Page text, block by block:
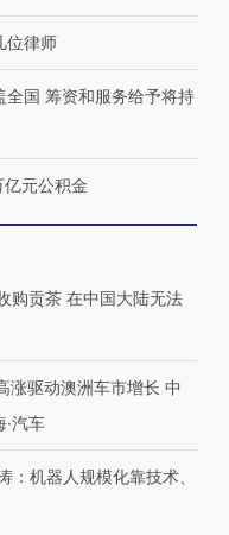
位律师
全国 筹资和服务给予将持
亿元公积金
购贡茶 在中国大陆无法
涨驱动澳洲车市增长 中
汽车
：机器人规模化靠技术、